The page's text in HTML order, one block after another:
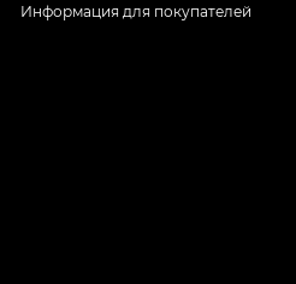
Информация для покупателей